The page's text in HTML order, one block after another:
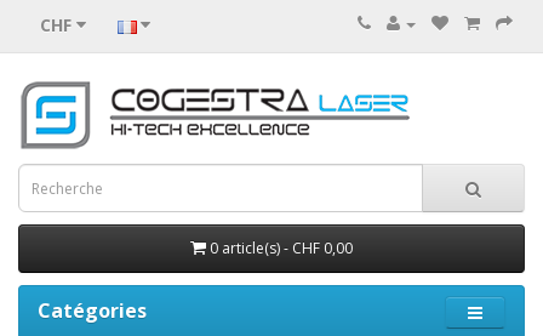
CHF
0 article(s) - CHF 0,00
Catégories